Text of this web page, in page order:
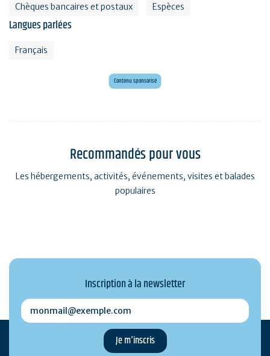
Chèques bancaires et postaux Espèces
Langues parlées
Français
Contenu sponsorisé
Voyagez en Préhistoire !
Recommandés pour vous
Les hébergements, activités, événements, visites et balades
populaires
Inscription à la newsletter
monmail@exemple.com